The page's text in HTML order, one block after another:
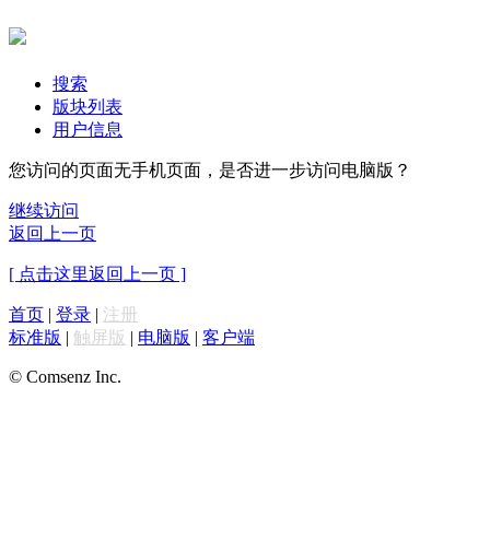
搜索
版块列表
用户信息
您访问的页面无手机页面，是否进一步访问电脑版？
继续访问
返回上一页
[ 点击这里返回上一页 ]
首页 | 登录 | 注册
标准版 | 触屏版 | 电脑版 | 客户端
© Comsenz Inc.